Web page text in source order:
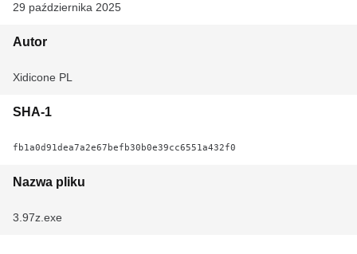
29 października 2025
Autor
Xidicone PL
SHA-1
fb1a0d91dea7a2e67befb30b0e39cc6551a432f0
Nazwa pliku
3.97z.exe